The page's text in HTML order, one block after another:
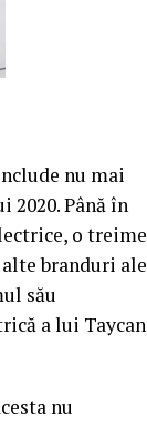
nu mai
Până în
o treime
branduri ale
său
a lui Taycan
nu